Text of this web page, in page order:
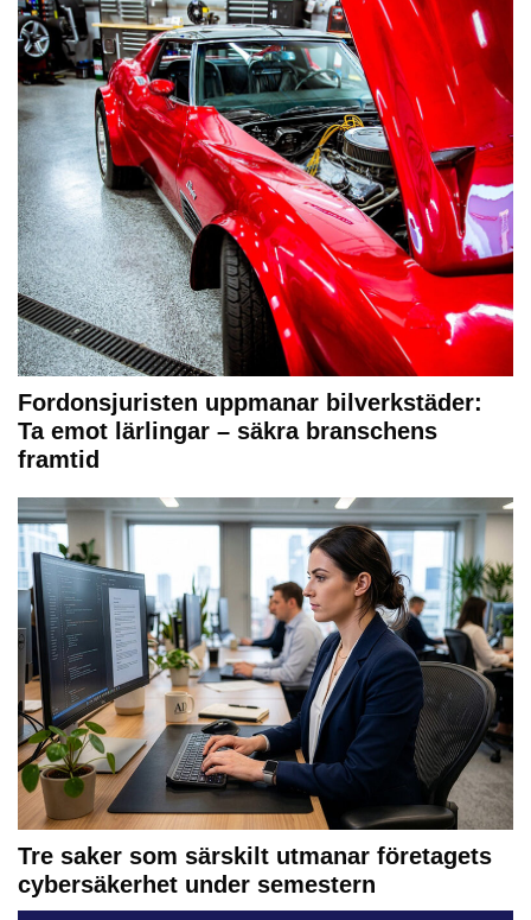
Fordonsjuristen uppmanar bilverkstäder:
Ta emot lärlingar – säkra branschens
framtid
Tre saker som särskilt utmanar företagets
cybersäkerhet under semestern